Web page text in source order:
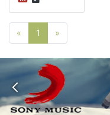
« Poprzednia strona
1 »